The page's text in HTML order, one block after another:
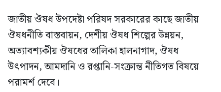
জাতীয় ঔষধ উপদেষ্টা পরিষদ সরকারের কাছে জাতীয়
ঔষধনীতি বাস্তবায়ন, দেশীয় ঔষধ শিল্পের উন্নয়ন,
অত্যাবশ্যকীয় ঔষধের তালিকা হালনাগাদ, ঔষধ
উৎপাদন, আমদানি ও রপ্তানি-সংক্রান্ত নীতিগত বিষয়ে
পরামর্শ দেবে।